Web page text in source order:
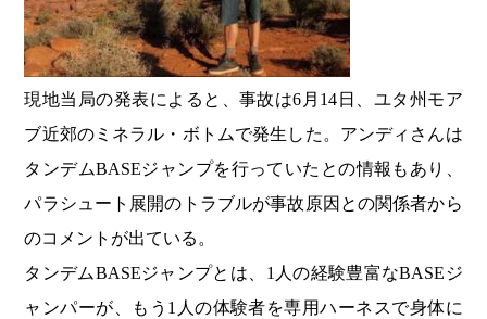
現地当局の発表によると、事故は6月14日、ユタ州モア
ブ近郊のミネラル・ボトムで発生した。アンディさんは
タンデムBASEジャンプを行っていたとの情報もあり、
パラシュート展開のトラブルが事故原因との関係者から
のコメントが出ている。
タンデムBASEジャンプとは、1人の経験豊富なBASEジ
ャンパーが、もう1人の体験者を専用ハーネスで身体に